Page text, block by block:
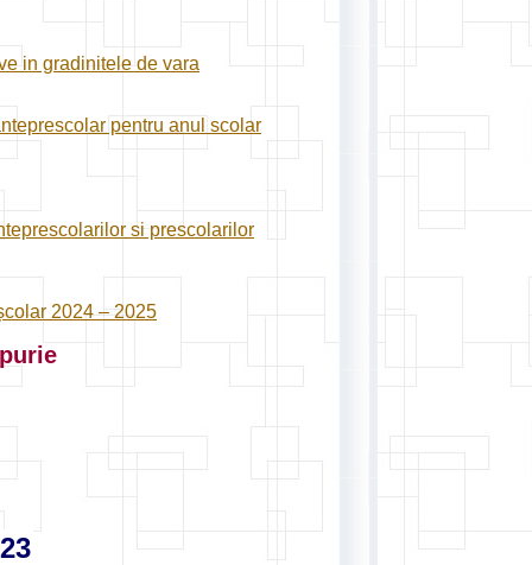
in gradinitele de vara
pentru anul scolar
si prescolarilor
2024 – 2025